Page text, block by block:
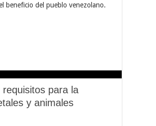
beneficio del pueblo venezolano.
para la
y animales